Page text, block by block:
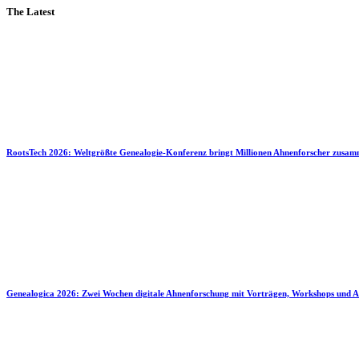
The Latest
RootsTech 2026: Weltgrößte Genealogie-Konferenz bringt Millionen Ahnenforscher
Genealogica 2026: Zwei Wochen digitale Ahnenforschung mit Vorträgen, Workshops und